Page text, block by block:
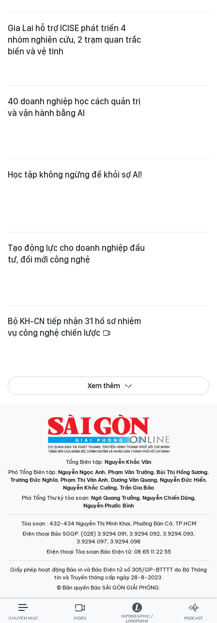
Gia Lai hỗ trợ ICISE phát triển 4
nhóm nghiên cứu, 2 trạm quan trắc
biển và vệ tinh
40 doanh nghiệp học cách quản trị
và vận hành bằng AI
Học tập không ngừng để khỏi sợ AI!
Tạo động lực cho doanh nghiệp đầu
tư, đổi mới công nghệ
Bộ KH-CN tiếp nhận 31 hồ sơ nhiệm
vụ công nghệ chiến lược
Xem thêm
Tổng Biên tập: Nguyễn Khắc Văn
Phó Tổng Biên tập: Nguyễn Ngọc Anh, Phạm Văn Trường, Bùi Thị Hồng Sương,
Trương Đức Nghĩa, Phạm Thị Vân Anh, Dương Văn Quang, Nguyễn Đức Hiển,
Nguyễn Khắc Cường, Trần Gia Bảo
Phó Tổng Thư ký tòa soạn: Ngô Quang Trưởng, Nguyễn Chiến Dũng,
Nguyễn Phước Bình
Tòa soạn : 432-434 Nguyễn Thị Minh Khai, Phường Bàn Cờ, TP.HCM
Điện thoại Báo SGGP: (028) 3.9294.091, 3.9294.092, 3.9294.093,
3.9294.097, 3.9294.098
Điện thoại Tòa soạn Báo Điện tử: 08 65 11 22 55
Giấy phép hoạt động Báo in và Báo Điện tử số 305/GP-BTTTT do Bộ Thông
tin và Truyền thông cấp ngày 28-8-2023.
© Bản quyền Báo SÀI GÒN GIẢI PHÓNG.
CHUYÊN MỤC VIDEO
INFOGRAPHIC /
LONGFORM
PODCAST